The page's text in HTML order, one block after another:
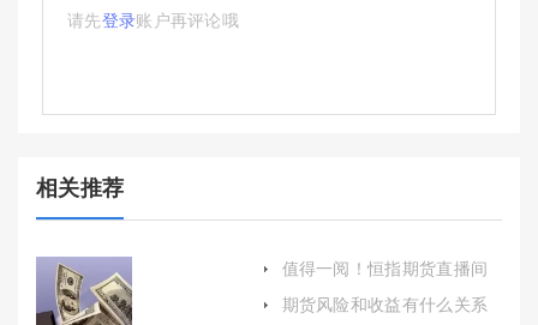
请先登录账户再评论哦
相关推荐
值得一阅！恒指期货直播间
期货风险和收益有什么关系